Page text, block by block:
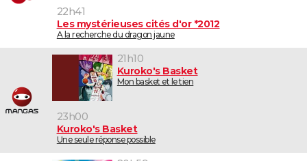
22h41
Les mystérieuses cités d'or *2012
A la recherche du dragon jaune
21h10
Kuroko's Basket
Mon basket et le tien
23h00
Kuroko's Basket
Une seule réponse possible